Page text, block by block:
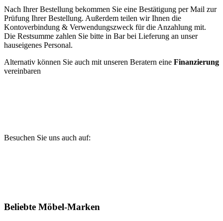
Nach Ihrer Bestellung bekommen Sie eine Bestätigung per Mail zur
Prüfung Ihrer Bestellung. Außerdem teilen wir Ihnen die
Kontoverbindung & Verwendungszweck für die Anzahlung mit.
Die Restsumme zahlen Sie bitte in Bar bei Lieferung an unser
hauseigenes Personal.
Alternativ können Sie auch mit unseren Beratern eine Finanzierung
vereinbaren
Besuchen Sie uns auch auf:
Beliebte Möbel-Marken